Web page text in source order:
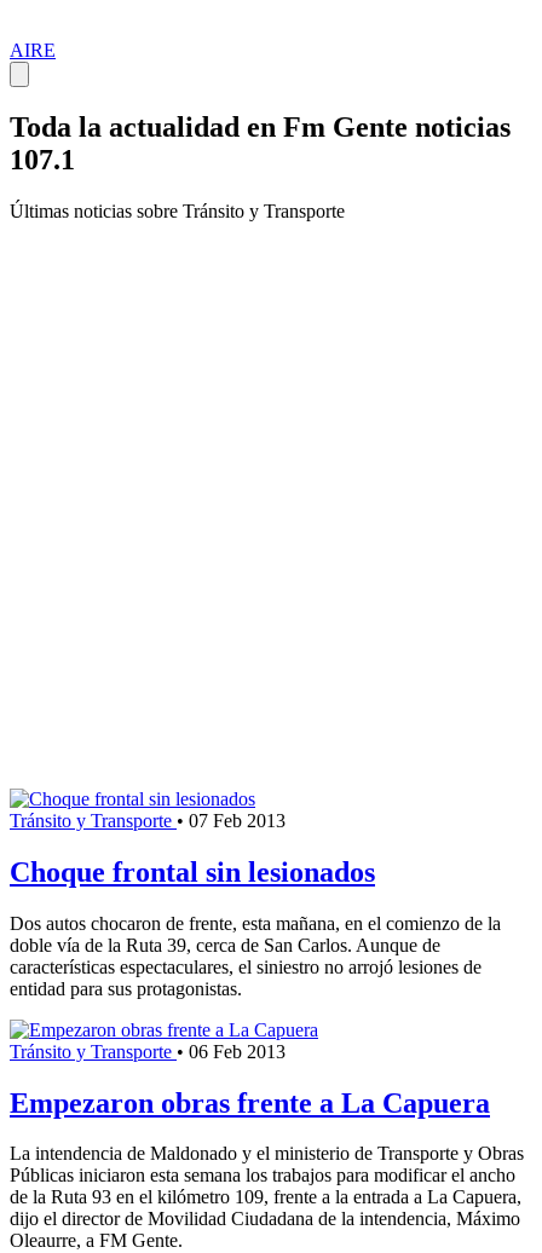
AIRE
Toda la actualidad en Fm Gente noticias
107.1
Últimas noticias sobre Tránsito y Transporte
Tránsito y Transporte • 07 Feb 2013
Choque frontal sin lesionados
Dos autos chocaron de frente, esta mañana, en el comienzo de la
doble vía de la Ruta 39, cerca de San Carlos. Aunque de
características espectaculares, el siniestro no arrojó lesiones de
entidad para sus protagonistas.
Tránsito y Transporte • 06 Feb 2013
Empezaron obras frente a La Capuera
La intendencia de Maldonado y el ministerio de Transporte y Obras
Públicas iniciaron esta semana los trabajos para modificar el ancho
de la Ruta 93 en el kilómetro 109, frente a la entrada a La Capuera,
dijo el director de Movilidad Ciudadana de la intendencia, Máximo
Oleaurre, a FM Gente.